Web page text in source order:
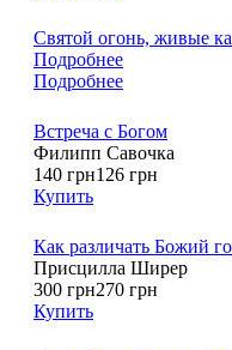
Святой огонь, живые
Подробнее
Подробнее
Встреча с Богом
Филипп Савочка
140 грн126 грн
Купить
Как различать Божий
Присцилла Ширер
300 грн270 грн
Купить